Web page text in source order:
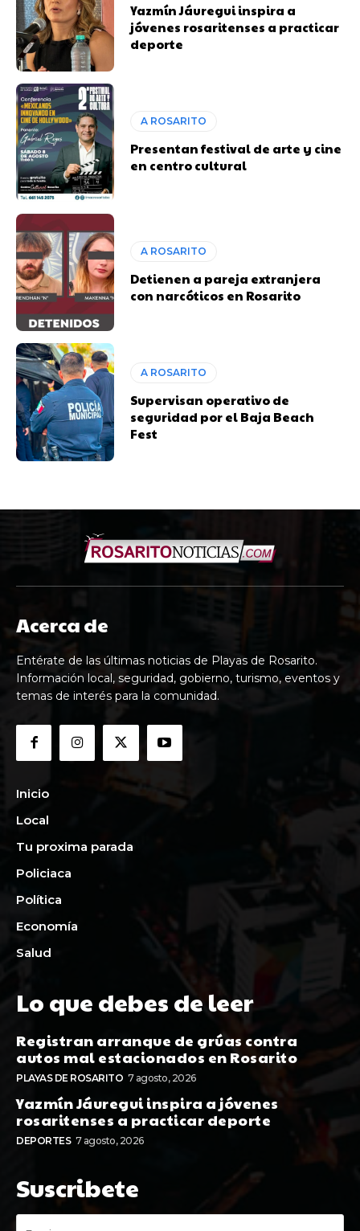
Yazmín Jáuregui inspira a
jóvenes rosaritenses a practicar
deporte
A ROSARITO
Presentan festival de arte y cine
en centro cultural
A ROSARITO
Detienen a pareja extranjera
con narcóticos en Rosarito
A ROSARITO
Supervisan operativo de
seguridad por el Baja Beach
Fest
Acerca de
Entérate de las últimas noticias de Playas de Rosarito.
Información local, seguridad, gobierno, turismo, eventos y
temas de interés para la comunidad.
Inicio
Local
Tu proxima parada
Policiaca
Política
Economía
Salud
Lo que debes de leer
Registran arranque de grúas contra
autos mal estacionados en Rosarito
PLAYAS DE ROSARITO 7 agosto, 2026
Yazmín Jáuregui inspira a jóvenes
rosaritenses a practicar deporte
DEPORTES 7 agosto, 2026
Suscribete